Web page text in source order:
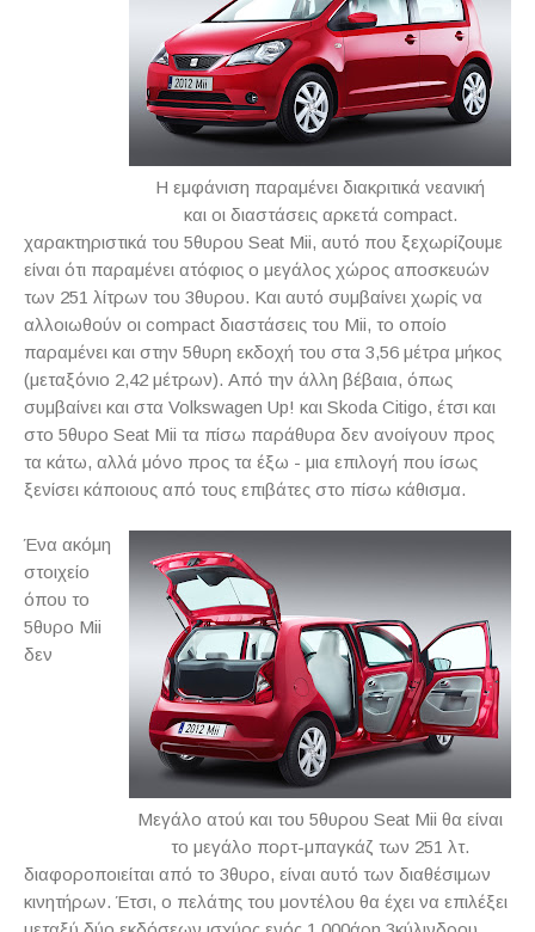
Η εμφάνιση παραμένει διακριτικά νεανική
και οι διαστάσεις αρκετά compact.
χαρακτηριστικά του 5θυρου Seat Mii, αυτό που ξεχωρίζουμε
είναι ότι παραμένει ατόφιος ο μεγάλος χώρος αποσκευών
των 251 λίτρων του 3θυρου. Και αυτό συμβαίνει χωρίς να
αλλοιωθούν οι compact διαστάσεις του Mii, το οποίο
παραμένει και στην 5θυρη εκδοχή του στα 3,56 μέτρα μήκος
(μεταξόνιο 2,42 μέτρων). Από την άλλη βέβαια, όπως
συμβαίνει και στα Volkswagen Up! και Skoda Citigo, έτσι και
στο 5θυρο Seat Mii τα πίσω παράθυρα δεν ανοίγουν προς
τα κάτω, αλλά μόνο προς τα έξω - μια επιλογή που ίσως
ξενίσει κάποιους από τους επιβάτες στο πίσω κάθισμα.
Μεγάλο ατού και του 5θυρου Seat Mii θα είναι
το μεγάλο πορτ-μπαγκάζ των 251 λτ.
Ένα ακόμη
στοιχείο
όπου το
5θυρο Mii
δεν
διαφοροποιείται από το 3θυρο, είναι αυτό των διαθέσιμων
κινητήρων. Έτσι, ο πελάτης του μοντέλου θα έχει να επιλέξει